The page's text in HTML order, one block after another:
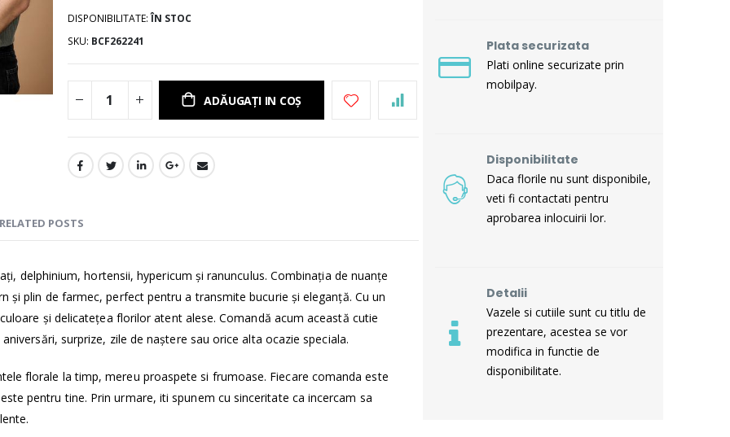
DISPONIBILITATE: ÎN STOC
SKU BCF262241
ADĂUGAȚI IN COȘ
delphinium, hortensii, hypericum și ranunculus. Combinația de nuanțe
plin de farmec, perfect pentru a transmite bucurie și eleganță. Cu un
și delicatețea florilor atent alese. Comandă acum această cutie
surprize, zile de naștere sau orice alta ocazie speciala.
florale la timp, mereu proaspete si frumoase. Fiecare comanda este
pentru tine. Prin urmare, iti spunem cu sinceritate ca incercam sa
RELATED POSTS
Plata securizata
Plati online securizate prin
mobilpay.
Disponibilitate
Daca florile nu sunt disponibile,
veti fi contactati pentru
aprobarea inlocuirii lor.
Detalii
Vazele si cutiile sunt cu titlu de
prezentare, acestea se vor
modifica in functie de
disponibilitate.